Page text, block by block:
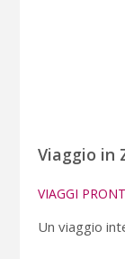
Viaggio in
VIAGGI
Un viaggio